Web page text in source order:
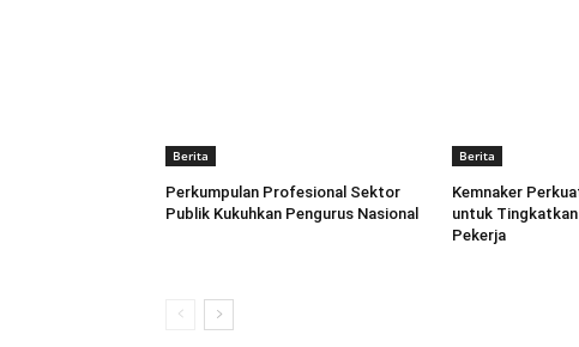
Berita
Perkumpulan Profesional Sektor
Publik Kukuhkan Pengurus Nasional
Berita
Kemnaker
untuk
Pekerja